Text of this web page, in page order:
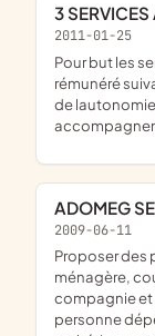
3
2011-01-25
pour but les services à la personne, à titre bénévole ou
rémunéré
de
ADOMEG
2009-06-11
proposer des prestations de service à la personne ; aide
ménagère,
compagnie et
personne